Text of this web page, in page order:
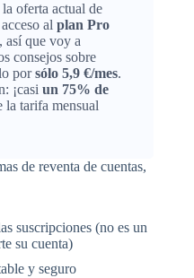
oferta actual de
al plan Pro
así que voy a
consejos sobre
porsólo 5,9 €/mes.
¡casi un 75% de
la tarifa mensual
de reventa de cuentas,
suscripciones (no es un
su cuenta)
y seguro